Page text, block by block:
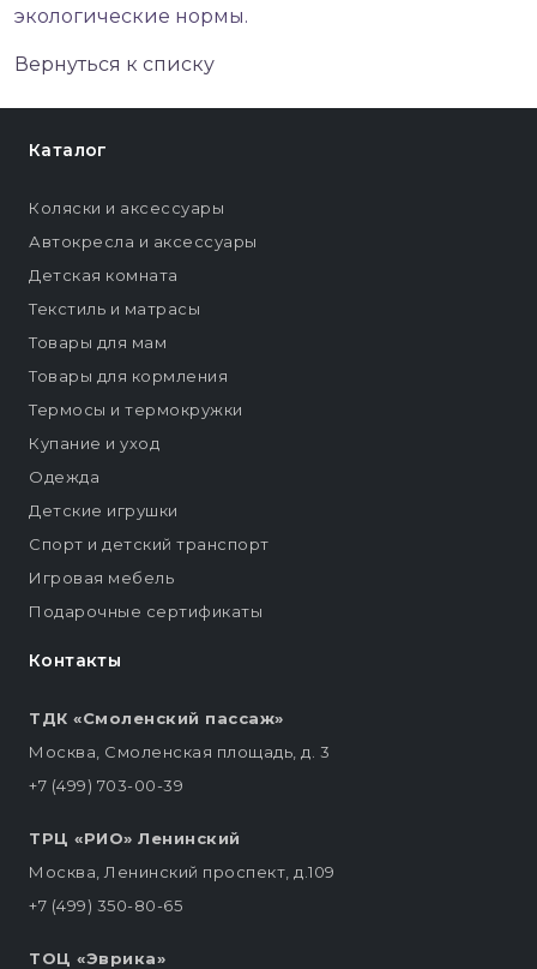
экологические нормы.
Вернуться к списку
Контакты
ТДК «Смоленский пассаж»
Москва, Смоленская площадь, д. 3
+7 (499) 703-00-39
ТРЦ «РИО» Ленинский
Москва, Ленинский проспект, д.109
+7 (499) 350-80-65
ТОЦ «Эврика»
Каталог
Коляски и аксессуары
Автокресла и аксессуары
Детская комната
Текстиль и матрасы
Товары для мам
Товары для кормления
Термосы и термокружки
Купание и уход
Одежда
Детские игрушки
Спорт и детский транспорт
Игровая мебель
Подарочные сертификаты